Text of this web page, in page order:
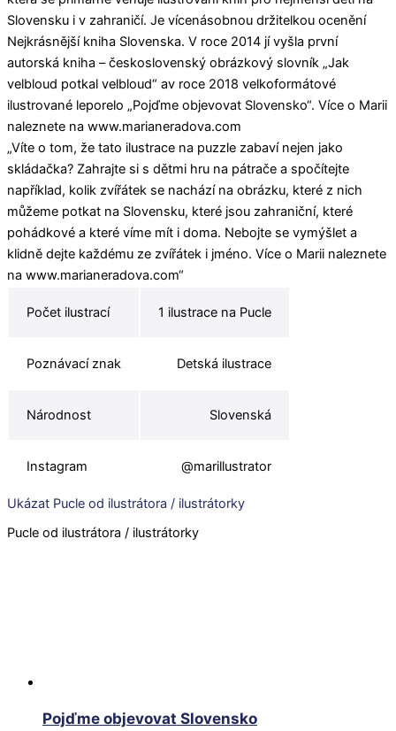
Slovensku i v zahraničí. Je vícenásobnou držitelkou ocenění
Nejkrásnější kniha Slovenska. V roce 2014 jí vyšla první
autorská kniha – československý obrázkový slovník „Jak
velbloud potkal velbloud“ av roce 2018 velkoformátové
ilustrované leporelo „Pojďme objevovat Slovensko“. Více o Marii
naleznete na www.marianeradova.com
„Víte o tom, že tato ilustrace na puzzle zabaví nejen jako
skládačka? Zahrajte si s dětmi hru na pátrače a spočítejte
například, kolik zvířátek se nachází na obrázku, které z nich
můžeme potkat na Slovensku, které jsou zahraniční, které
pohádkové a které víme mít i doma. Nebojte se vymýšlet a
klidně dejte každému ze zvířátek i jméno. Více o Marii naleznete
na www.marianeradova.com“
Počet ilustrací 1 ilustrace na Pucle
Poznávací znak Detská ilustrace
Národnost Slovenská
Instagram @marillustrator
Ukázat Pucle od ilustrátora / ilustrátorky
Pucle od ilustrátora / ilustrátorky
Pojďme objevovat Slovensko